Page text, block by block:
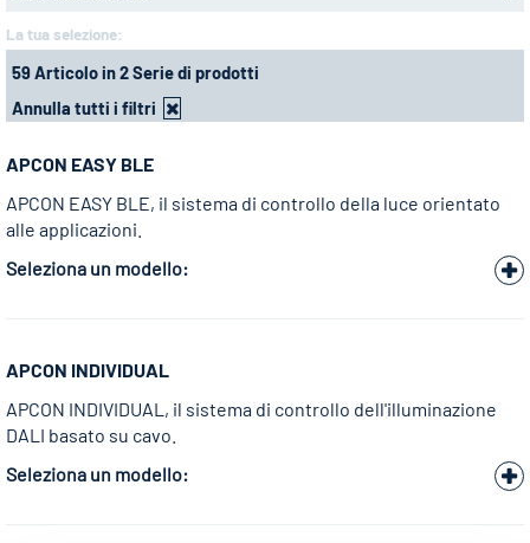
La tua selezione:
59 Articolo in 2 Serie di prodotti
Annulla tutti i filtri
APCON EASY BLE
APCON EASY BLE, il sistema di controllo della luce orientato
alle applicazioni.
Seleziona un modello:
APCON INDIVIDUAL
APCON INDIVIDUAL, il sistema di controllo dell'illuminazione
DALI basato su cavo.
Seleziona un modello: